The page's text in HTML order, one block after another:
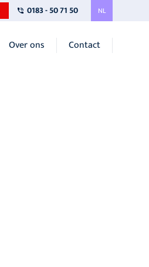
0183 - 50 71 50 NL
Over ons Contact